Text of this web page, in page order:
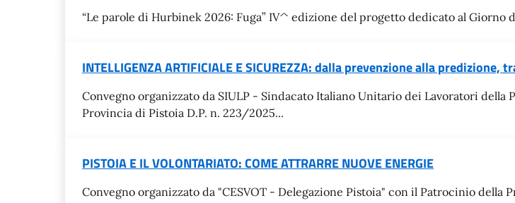
“Le parole di Hurbinek 2026: Fuga” IV^ edizione del progetto dedicato al Giorno
INTELLIGENZA ARTIFICIALE E SICUREZZA: dalla prevenzione alla
Convegno organizzato da SIULP - Sindacato Italiano Unitario dei Lavoratori
Provincia di Pistoia D.P. n. 223/2025...
PISTOIA E IL VOLONTARIATO: COME ATTRARRE NUOVE ENERGIE
Convegno organizzato da "CESVOT - Delegazione Pistoia" con il Patrocinio della